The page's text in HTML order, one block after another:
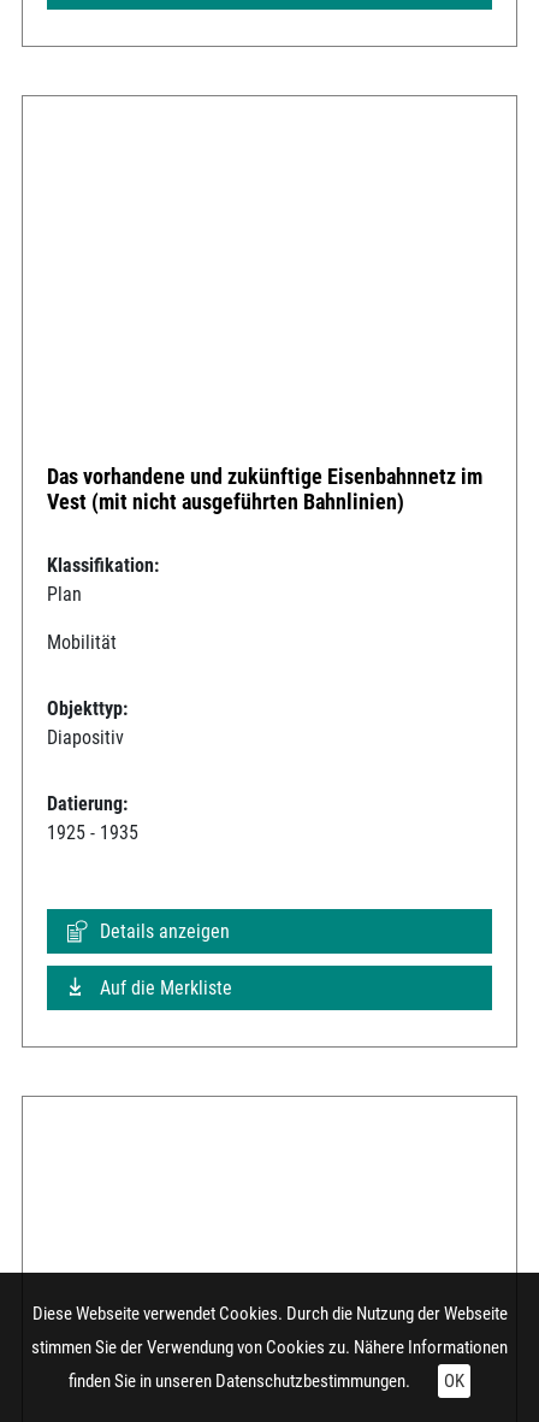
Das vorhandene und zukünftige Eisenbahnnetz im
Vest (mit nicht ausgeführten Bahnlinien)
Klassifikation:
Plan
Mobilität
Objekttyp:
Diapositiv
Datierung:
1925 - 1935
Details anzeigen
Auf die Merkliste
Diese Webseite verwendet Cookies. Durch die Nutzung der Webseite
stimmen Sie der Verwendung von Cookies zu. Nähere Informationen
finden Sie in unseren Datenschutzbestimmungen. OK